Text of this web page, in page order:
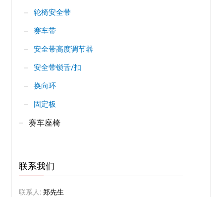
轮椅安全带
赛车带
安全带高度调节器
安全带锁舌/扣
换向环
固定板
赛车座椅
联系我们
联系人: 郑先生